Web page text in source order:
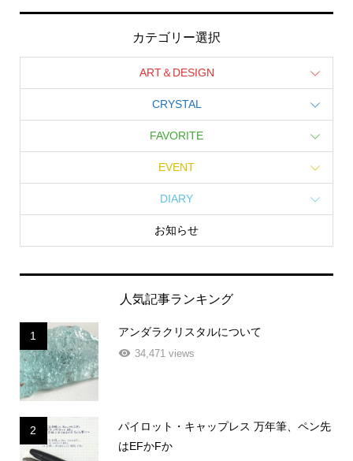
カテゴリー選択
ART＆DESIGN
CRYSTAL
FAVORITE
EVENT
DIARY
お知らせ
人気記事ランキング
1 アンダラクリスタルについて
34,471 views
2
パイロット・キャップレス 万年筆、ペン先
はEFかFか